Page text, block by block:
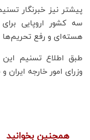
پیشتر نیز خبرنگار
سه کشور اروپایی
هسته‌ای و رفع تحریم‌ها
طبق اطلاع تسنیم
وزرای امور خارجه ایران
همچنین بخوانید